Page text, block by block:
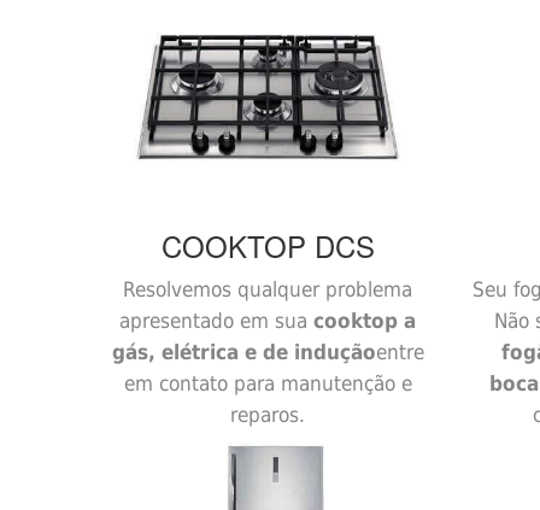
COOKTOP DCS
Resolvemos qualquer problema
apresentado em sua cooktop a
gás, elétrica e de induçãoentre
em contato para manutenção e
reparos.
Seu
Não